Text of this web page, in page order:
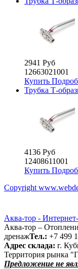
2941 Руб
12663021001
Купить
Трубка Т-
4136 Руб
12408611001
Купить
Copyright
Аква-тор -
Аква-тор –
дренажТел.: +7 499
Адрес склада: г.
Территория рынка
Предложение не